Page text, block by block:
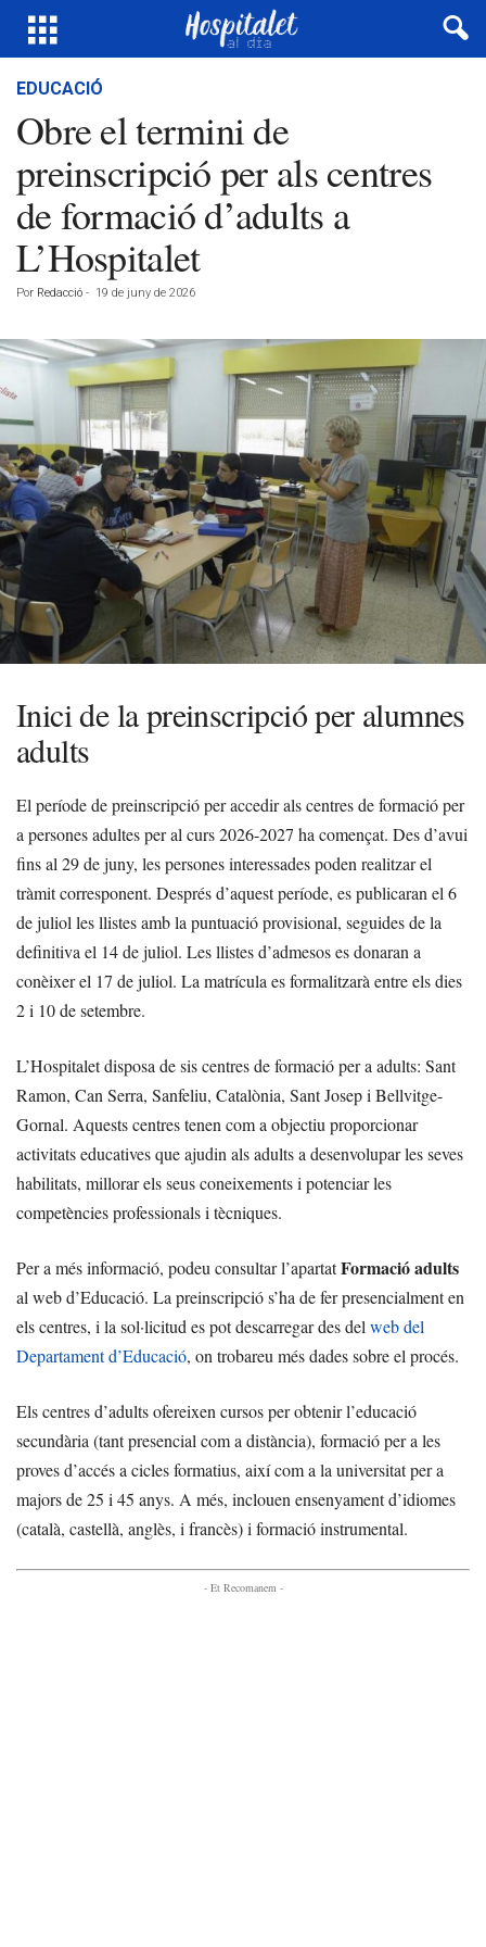
EDUCACIÓ
Obre el termini de
preinscripció per als centres
de formació d’adults a
L’Hospitalet
Por Redacció - 19 de juny de 2026
Inici de la preinscripció per alumnes
adults
El període de preinscripció per accedir als centres de formació per
a persones adultes per al curs 2026-2027 ha començat. Des d’avui
fins al 29 de juny, les persones interessades poden realitzar el
tràmit corresponent. Després d’aquest període, es publicaran el 6
de juliol les llistes amb la puntuació provisional, seguides de la
definitiva el 14 de juliol. Les llistes d’admesos es donaran a
conèixer el 17 de juliol. La matrícula es formalitzarà entre els dies
2 i 10 de setembre.
L’Hospitalet disposa de sis centres de formació per a adults: Sant
Ramon, Can Serra, Sanfeliu, Catalònia, Sant Josep i Bellvitge-
Gornal. Aquests centres tenen com a objectiu proporcionar
activitats educatives que ajudin als adults a desenvolupar les seves
habilitats, millorar els seus coneixements i potenciar les
competències professionals i tècniques.
Per a més informació, podeu consultar l’apartatFormació adults
al web d’Educació. La preinscripció s’ha de fer presencialment en
els centres, i la sol·licitud es pot descarregar des del web del
Departament d’Educació, on trobareu més dades sobre el procés.
Els centres d’adults ofereixen cursos per obtenir l’educació
secundària (tant presencial com a distància), formació per a les
proves d’accés a cicles formatius, així com a la universitat per a
majors de 25 i 45 anys. A més, inclouen ensenyament d’idiomes
(català, castellà, anglès, i francès) i formació instrumental.
- Et Recomanem -